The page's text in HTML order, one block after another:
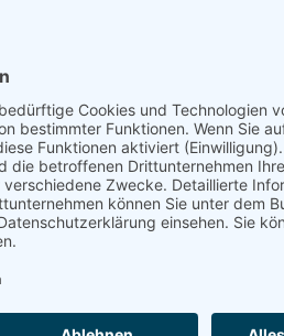
führen zu
Stunde“ wirkt
aus
digitale